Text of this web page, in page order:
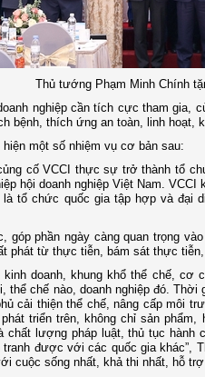
Thủ tướng Phạm Minh Chính
nghiệp cần tích cực tham
bệnh, thích ứng an toàn, linh hoạt,
một số nhiệm vụ cơ bản sau:
cố VCCI thực sự trở thành tổ
hội doanh nghiệp Việt Nam.
tổ chức quốc gia tập hợp và đại
góp phần ngày càng quan trọng
phát từ thực tiễn, bám sát thực
doanh, khung khổ thể chế, cơ
thể chế nào, doanh nghiệp đó.
cải thiện thể chế, nâng cấp môi
triển trên, không chỉ sản phẩm,
chất lượng pháp luật, thủ tục
được với các quốc gia khác”,
cuộc sống nhất, khả thi nhất, hỗ